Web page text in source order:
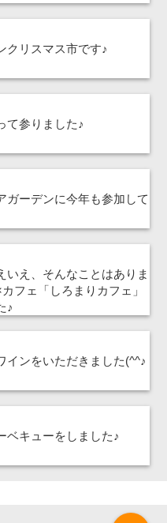
クリスマス市です♪
て参りました♪
ガーデンに今年も参加して
いえ、そんなことはありま
フェ「しろまりカフェ」
♪
インをいただきました(^^♪
ベキューをしました♪